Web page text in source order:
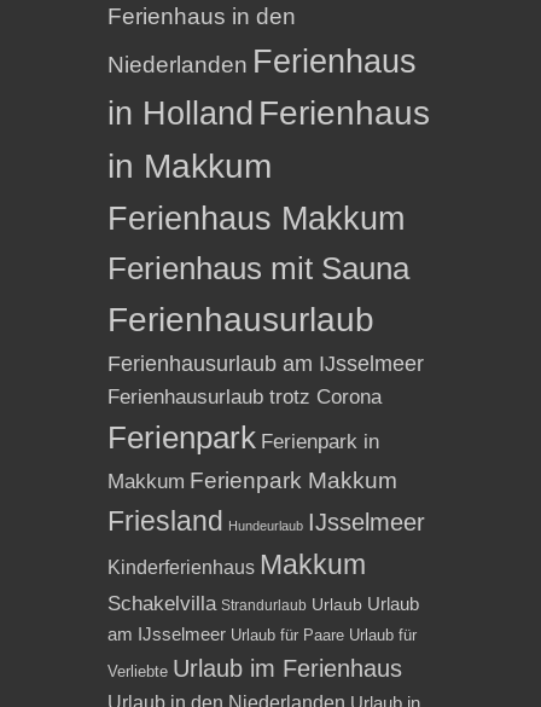
Ferienhaus in den
Niederlanden Ferienhaus
in Holland Ferienhaus
in Makkum
Ferienhaus Makkum
Ferienhaus mit Sauna
Ferienhausurlaub
Ferienhausurlaub am IJsselmeer
Ferienhausurlaub trotz Corona
Ferienpark Ferienpark in
Makkum Ferienpark Makkum
Friesland Hundeurlaub IJsselmeer
Kinderferienhaus Makkum
Schakelvilla Strandurlaub Urlaub Urlaub
am IJsselmeer Urlaub für Paare Urlaub für
Verliebte Urlaub im Ferienhaus
Urlaub in den Niederlanden Urlaub in